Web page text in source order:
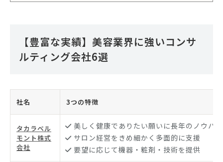
【豊富な実績】美容業界に強いコンサ
ルティング会社6選
社名 3つの特徴
タカラベル
モント株式
会社
美しく健康でありたい願いに長年のノウハ
サロン経営をきめ細かく多面的に支援
要望に応じて機器・粧剤・技術を提供